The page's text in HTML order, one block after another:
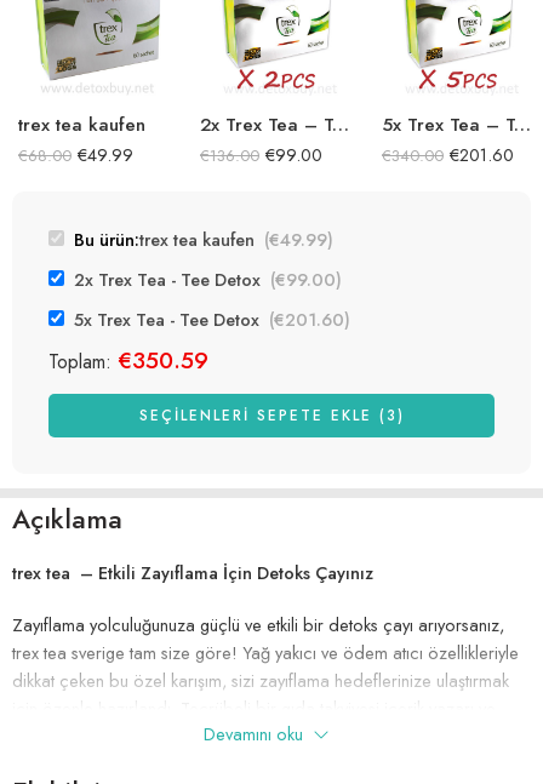
trex tea kaufen
€68.00 €49.99
2x Trex Tea – Tee Detox
€136.00 €99.00
5x Trex Tea – Tee Detox
€340.00 €201.60
Bu ürün:trex tea kaufen (€49.99)
2x Trex Tea - Tee Detox (€99.00)
5x Trex Tea - Tee Detox (€201.60)
Toplam: €350.59
SEÇILENLERI SEPETE EKLE (3)
Açıklama
trex tea – Etkili Zayıflama İçin Detoks Çayınız
Zayıflama yolculuğunuza güçlü ve etkili bir detoks çayı arıyorsanız,
trex tea sverige tam size göre! Yağ yakıcı ve ödem atıcı özellikleriyle
dikkat çeken bu özel karışım, sizi zayıflama hedeflerinize ulaştırmak
sertifikalı fitoterapist olarak, trex tea sverige’yı sağlıklı bir seçenek
Devamını oku